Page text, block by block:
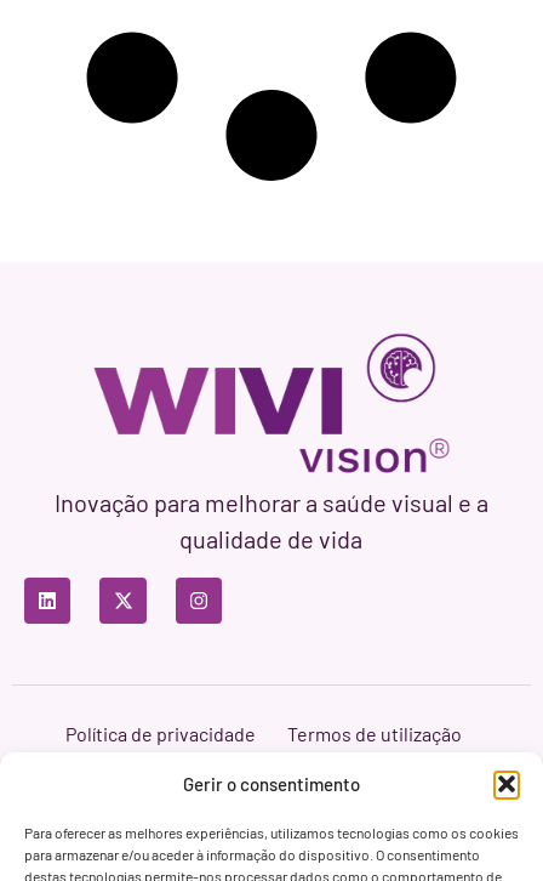
Gerir o consentimento
Para oferecer as melhores experiências, utilizamos tecnologias como os cookies
para armazenar e/ou aceder à informação do dispositivo. O consentimento
destas tecnologias permite-nos processar dados como o comportamento de
Inovação para melhorar a saúde visual e a
qualidade de vida
Política de privacidade
Termos de utilização
Branding & Web ASH Proyectos Creativos